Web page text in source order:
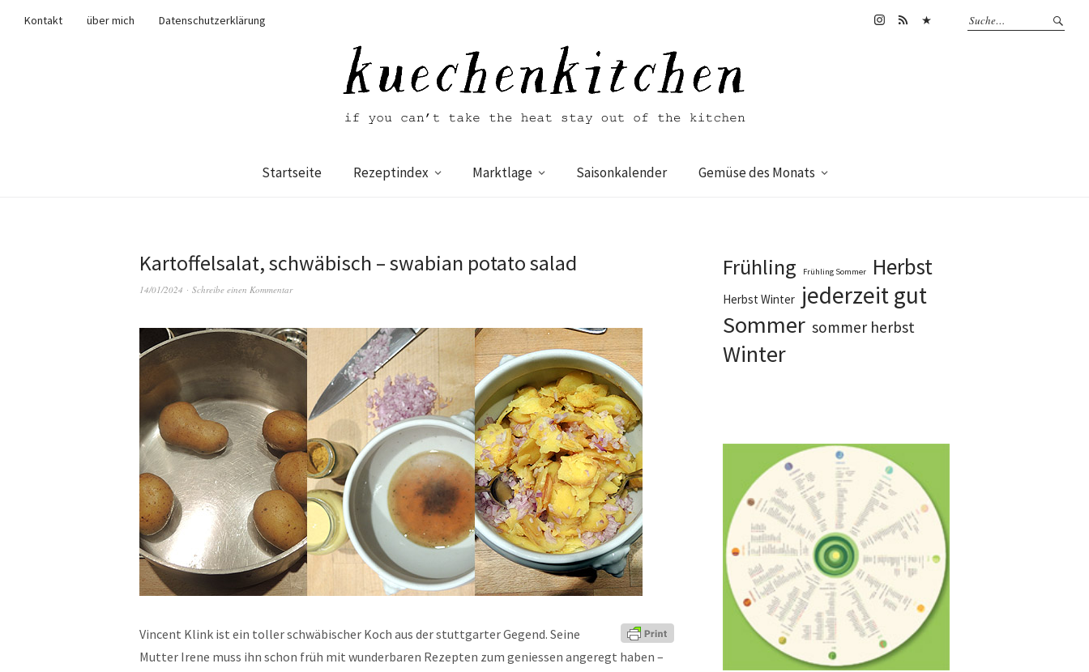
Kontakt über mich
Datenschutzerklärung
Startseite Rezeptindex Marktlage Saisonkalender Gemüse des Monats
Kartoffelsalat, schwäbisch – swabian potato salad
14/01/2024 Schreibe einen Kommentar
Vincent Klink ist ein toller schwäbischer Koch aus der stuttgarter Gegend. Seine
Mutter Irene muss ihn schon früh mit wunderbaren Rezepten zum geniessen angeregt haben –
Frühling Frühling Sommer Herbst
Herbst Winter jederzeit gut
Sommer sommer herbst
Winter